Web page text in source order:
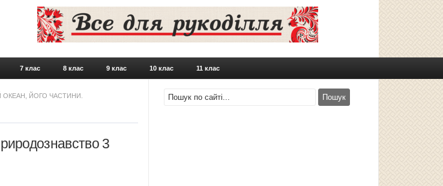
Skip to content
7 клас 8 клас 9 клас 10 клас 11 клас
ОКЕАН, ЙОГО ЧАСТИНИ.
3